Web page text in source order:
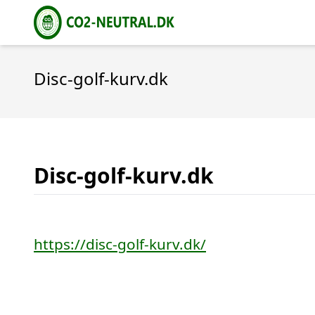
Disc-golf-kurv.dk
Disc-golf-kurv.dk
https://disc-golf-kurv.dk/